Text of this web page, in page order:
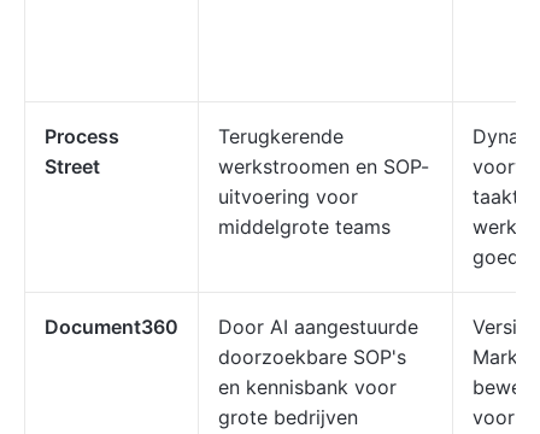
Process
Street
Terugkerende
werkstroomen en SOP-
uitvoering voor
middelgrote teams
Document360
Door AI aangestuurde
doorzoekbare SOP's
en kennisbank voor
grote bedrijven
voor